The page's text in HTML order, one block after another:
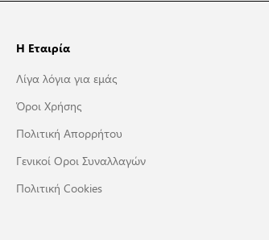
Η Εταιρία
Λίγα λόγια για εμάς
Όροι Χρήσης
Πολιτική Απορρήτου
Γενικοί Οροι Συναλλαγών
Πολιτική Cookies